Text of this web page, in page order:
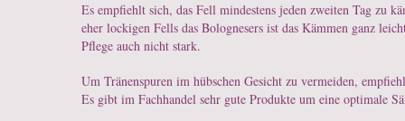
Es empfiehlt sich, das Fell mindestens jeden zweiten Tag zu
eher lockigen Fells das Bolognesers ist das Kämmen ganz
Pflege auch nicht stark.
Um Tränenspuren im hübschen Gesicht zu vermeiden,
Es gibt im Fachhandel sehr gute Produkte um eine optimale